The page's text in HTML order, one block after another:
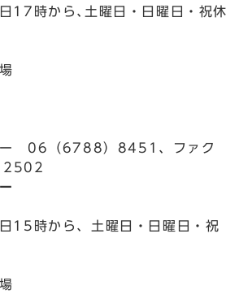
17時から､土曜日・日曜日・祝休
ー 06（6788）8451、ファク
2502
15時から、土曜日・日曜日・祝